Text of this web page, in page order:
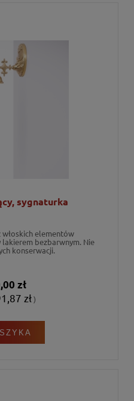
sygnaturka
elementów
lakierem bezbarwnym. Nie
konserwacji.
zł
zł)